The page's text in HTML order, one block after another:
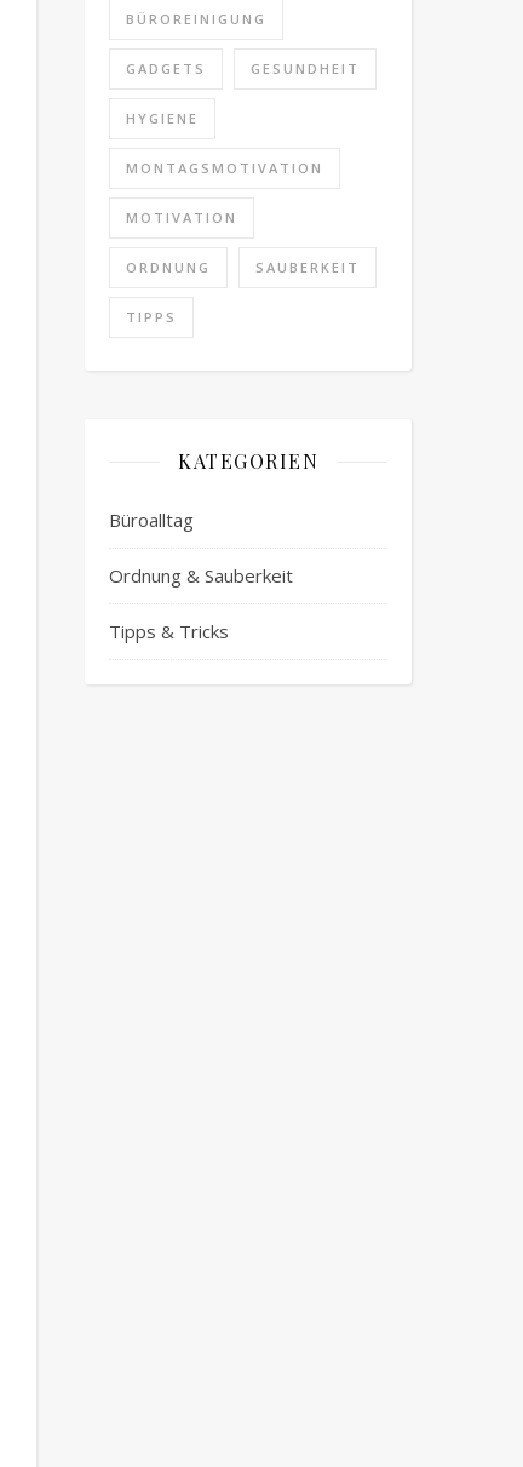
BÜROREINIGUNG
GADGETS GESUNDHEIT
HYGIENE
MONTAGSMOTIVATION
MOTIVATION
ORDNUNG SAUBERKEIT
TIPPS
KATEGORIEN
Büroalltag
Ordnung & Sauberkeit
Tipps & Tricks